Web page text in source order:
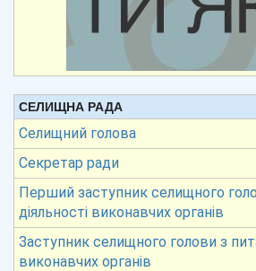
СЕЛИЩНА РАДА
Селищний голова
Секретар ради
Перший заступник селищного
діяльності виконавчих органів
Заступник селищного голови з
виконавчих органів